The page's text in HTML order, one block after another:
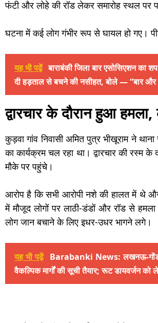
फंटी और लोहे की रॉड लेकर समारोह स्थल पर
घटना में कई लोग गंभीर रूप से घायल हो गए।
यह भी पढ़ें बाराबंकी जिला बार एसोसिएशन का
दी हड़ताल से बचने की नसीहत, बोले — “बार और
द्वारचार के दौरान हुआ
कुड़वा गांव निवासी अमित पुत्र भीखूराम ने
का कार्यक्रम चल रहा था। द्वारचार की रस्म
मौके पर पहुंचे।
आरोप है कि सभी आरोपी नशे की हालत में थे
में मौजूद लोगों पर लाठी-डंडों और रॉड से
लोग जान बचाने के लिए इधर-उधर भागने लगे।
यह भी पढ़ें Barabanki News: लखनऊ-गोंडा
वैकल्पिक मार्गों की सूची तैयार; रूट डायवर्जन